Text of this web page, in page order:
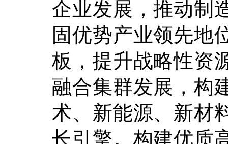
企业发展，推动制
固优势产业领先地
板，提升战略性资
融合集群发展，构
术、新能源、新材
长引擎。构建优质